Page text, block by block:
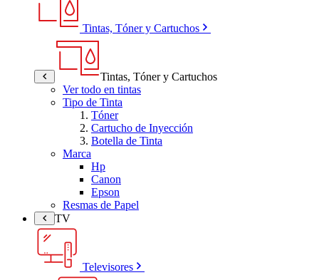
Tintas, Tóner y Cartuchos
Tintas, Tóner y Cartuchos
Ver todo en tintas
Tipo de Tinta
Tóner
Cartucho de Inyección
Botella de Tinta
Marca
Hp
Canon
Epson
Resmas de Papel
TV
Televisores